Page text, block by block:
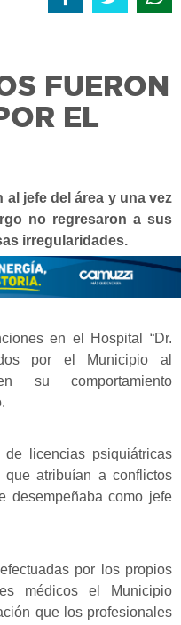
FUERON
EL
jefe del área y una vez
no regresaron a sus
irregularidades.
en el Hospital “Dr.
por el Municipio al
su comportamiento
licencias psiquiátricas
atribuían a conflictos
desempeñaba como jefe
por los propios
médicos el Municipio
que los profesionales